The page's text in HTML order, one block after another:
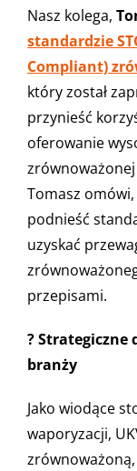
Nasz kolega,
standardzie
Compliant)
który został
przynieść
oferowanie
Tomasz
podnieść
uzyskać
przepisami.
? Strategiczne
branży
Jako wiodące
waporyzacji,